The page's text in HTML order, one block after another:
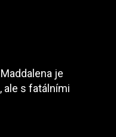
je
ale s fatálními